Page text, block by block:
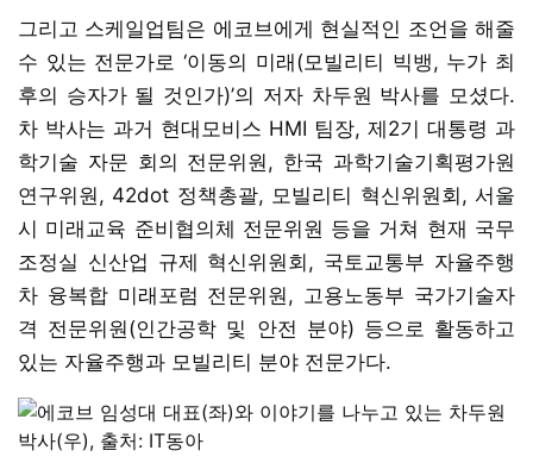
그리고 스케일업팀은 에코브에게 현실적인 조언을 해줄
수 있는 전문가로 ‘이동의 미래(모빌리티 빅뱅, 누가 최
후의 승자가 될 것인가)’의 저자 차두원 박사를 모셨다.
차 박사는 과거 현대모비스 HMI 팀장, 제2기 대통령 과
학기술 자문 회의 전문위원, 한국 과학기술기획평가원
연구위원, 42dot 정책총괄, 모빌리티 혁신위원회, 서울
시 미래교육 준비협의체 전문위원 등을 거쳐 현재 국무
조정실 신산업 규제 혁신위원회, 국토교통부 자율주행
차 융복합 미래포럼 전문위원, 고용노동부 국가기술자
격 전문위원(인간공학 및 안전 분야) 등으로 활동하고
있는 자율주행과 모빌리티 분야 전문가다.